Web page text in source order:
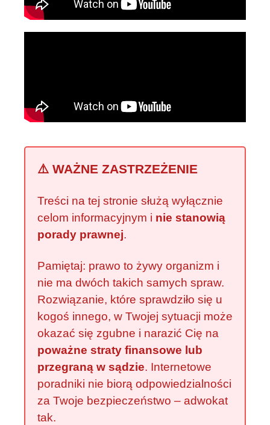
⚠️ WAŻNE ZASTRZEŻENIE
Treści na tej stronie służą wyłącznie
celom informacyjnym i nie stanowią
porady prawnej.
Pamiętaj: prawo to żywy organizm i
nie ma dwóch takich samych spraw.
Rozwiązanie, które sprawdziło się u
kogoś innego, w Twojej sytuacji może
okazać się zgubne i narazić Cię na
poważne straty finansowe lub
przegraną w sądzie. Internetowe
poradniki nie biorą odpowiedzialności
za Twoje bezpieczeństwo – adwokat
tak.